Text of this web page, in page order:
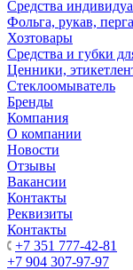
Средства
Фольга, рукав,
Хозтовары
Средства и губки
Ценники,
Стеклоомыватель
Бренды
Компания
О компании
Новости
Отзывы
Вакансии
Контакты
Реквизиты
Контакты
+7 351 777-42-81
+7 904 307-97-97